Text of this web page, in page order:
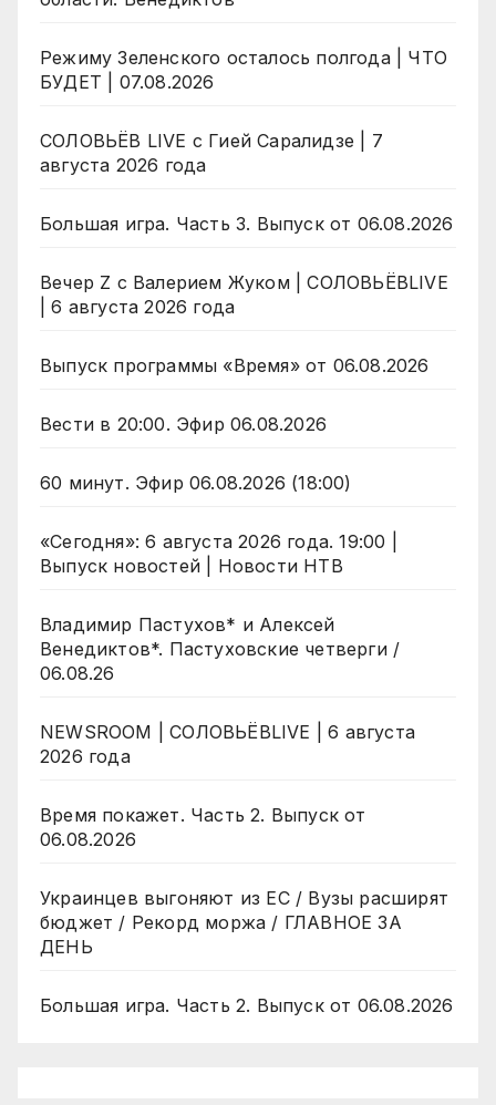
Режиму Зеленского осталось полгода | ЧТО
БУДЕТ | 07.08.2026
СОЛОВЬЁВ LIVE с Гией Саралидзе | 7
августа 2026 года
Большая игра. Часть 3. Выпуск от 06.08.2026
Вечер Z с Валерием Жуком | СОЛОВЬЁВLIVE
| 6 августа 2026 года
Выпуск программы «Время» от 06.08.2026
Вести в 20:00. Эфир 06.08.2026
60 минут. Эфир 06.08.2026 (18:00)
«Сегодня»: 6 августа 2026 года. 19:00 |
Выпуск новостей | Новости НТВ
Владимир Пастухов* и Алексей
Венедиктов*. Пастуховские четверги /
06.08.26
NEWSROOM | СОЛОВЬЁВLIVE | 6 августа
2026 года
Время покажет. Часть 2. Выпуск от
06.08.2026
Украинцев выгоняют из ЕС / Вузы расширят
бюджет / Рекорд моржа / ГЛАВНОЕ ЗА
ДЕНЬ
Большая игра. Часть 2. Выпуск от 06.08.2026